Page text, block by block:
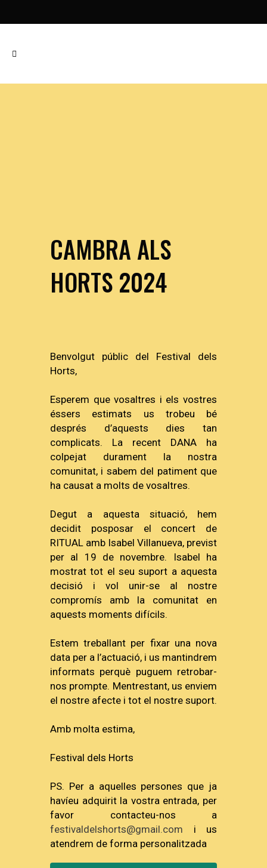
CAMBRA ALS
HORTS 2024
Benvolgut públic del Festival dels
Horts,
Esperem que vosaltres i els vostres
éssers estimats us trobeu bé
després d’aquests dies tan
complicats. La recent DANA ha
colpejat durament la nostra
comunitat, i sabem del patiment que
ha causat a molts de vosaltres.
Degut a aquesta situació, hem
decidit posposar el concert de
RITUAL amb Isabel Villanueva, previst
per al 19 de novembre. Isabel ha
mostrat tot el seu suport a aquesta
decisió i vol unir-se al nostre
compromís amb la comunitat en
aquests moments difícils.
Estem treballant per fixar una nova
data per a l’actuació, i us mantindrem
informats perquè puguem retrobar-
nos prompte. Mentrestant, us enviem
el nostre afecte i tot el nostre suport.
Amb molta estima,
Festival dels Horts
PS. Per a aquelles persones que ja
havíeu adquirit la vostra entrada, per
favor contacteu-nos a
festivaldelshorts@gmail.com i us
atendrem de forma personalitzada